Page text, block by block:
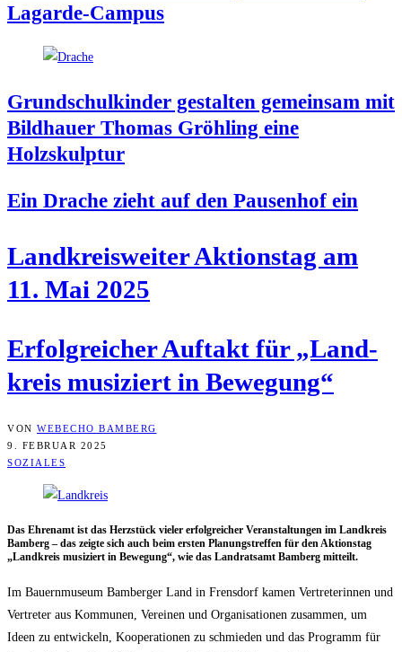
Lagarde-Campus
Grund­schul­kin­der gestal­ten gemein­sam mit
Bild­hau­er Tho­mas Gröh­ling eine
Holzskulptur
Ein Dra­che zieht auf den Pau­sen­hof ein
Land­kreis­wei­ter Akti­ons­tag am
11. Mai 2025
Erfolg­rei­cher Auf­takt für „Land­
kreis musi­ziert in Bewegung“
VON WEBECHO BAMBERG
9. FEBRUAR 2025
SOZIALES
Das Ehren­amt ist das Herz­stück vie­ler erfolg­rei­cher Ver­an­stal­tun­gen im Land­kreis
Bam­berg – das zeig­te sich auch beim ers­ten Pla­nungs­tref­fen für den Akti­ons­tag
„Land­kreis musi­ziert in Bewe­gung“, wie das Land­rats­amt Bam­berg mitteilt.
Im Bau­ern­mu­se­um Bam­ber­ger Land in Frens­dorf kamen Ver­tre­te­rin­nen und
Ver­tre­ter aus Kom­mu­nen, Ver­ei­nen und Orga­ni­sa­tio­nen zusam­men, um
Ideen zu ent­wi­ckeln, Koope­ra­tio­nen zu schmie­den und das Pro­gramm für